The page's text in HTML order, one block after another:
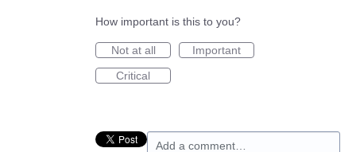
How important is this to you?
Not at all
Important
Critical
Add a comment…